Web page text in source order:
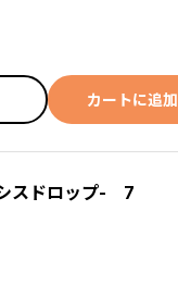
カートに追加
スドロップ- 7